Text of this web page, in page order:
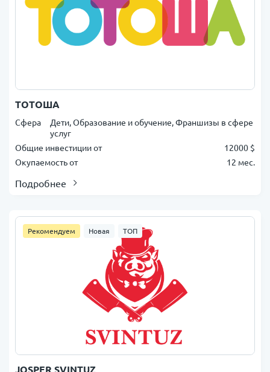
ТОТОША
Сфера
Дети, Образование и обучение, Франшизы в сфере
услуг
Общие инвестиции от
12000 $
Окупаемость от
12 мес.
Подробнее
Рекомендуем Новая ТОП
JOSPER SVINTUZ